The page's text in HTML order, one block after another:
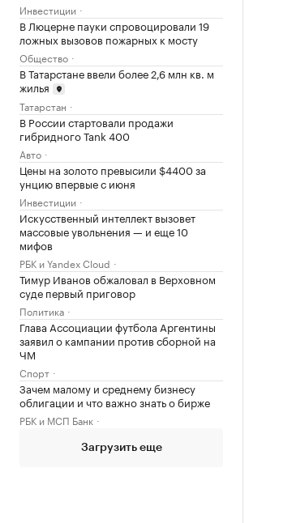
Инвестиции
В Люцерне пауки спровоцировали 19
ложных вызовов пожарных к мосту
Общество
В Татарстане ввели более 2,6 млн кв. м
жилья
Татарстан
В России стартовали продажи
гибридного Tank 400
Авто
Цены на золото превысили $4400 за
унцию впервые с июня
Инвестиции
Искусственный интеллект вызовет
массовые увольнения — и еще 10
мифов
РБК и Yandex Cloud
Тимур Иванов обжаловал в Верховном
суде первый приговор
Политика
Глава Ассоциации футбола Аргентины
заявил о кампании против сборной на
ЧМ
Спорт
Зачем малому и среднему бизнесу
облигации и что важно знать о бирже
РБК и МСП Банк
Загрузить еще